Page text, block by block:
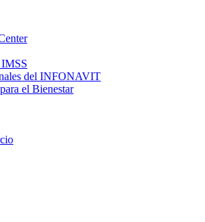
IMSS
del INFONAVIT
el Bienestar